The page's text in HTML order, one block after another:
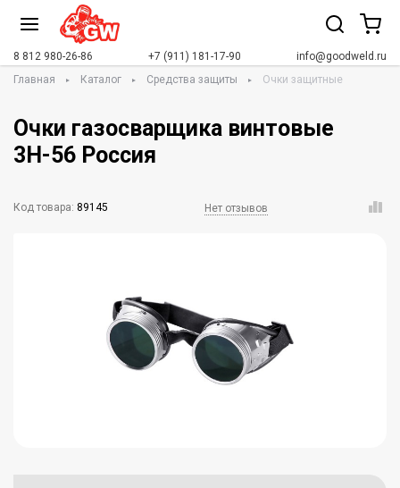
8 812 980-26-86 +7 (911) 181-17-90
info@goodweld.ru
Главная
Каталог Средства защиты Очки защитные
Очки газосварщика винтовые
3Н-56 Россия
Код товара: 89145 Нет отзывов